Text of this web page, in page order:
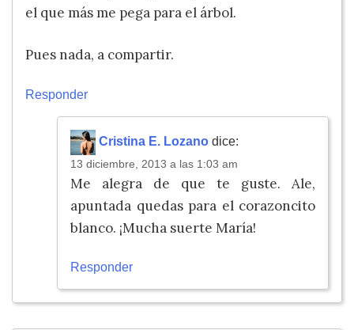
el que más me pega para el árbol.
Pues nada, a compartir.
Responder
Cristina E. Lozano dice:
13 diciembre, 2013 a las 1:03 am
Me alegra de que te guste. Ale,
apuntada quedas para el corazoncito
blanco. ¡Mucha suerte María!
Responder